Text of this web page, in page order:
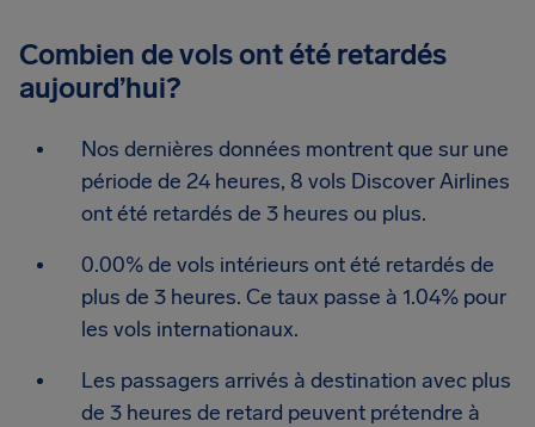
Combien de vols ont été retardés
aujourd’hui?
Nos dernières données montrent que sur une
période de 24 heures, 8 vols Discover Airlines
ont été retardés de 3 heures ou plus.
0.00% de vols intérieurs ont été retardés de
plus de 3 heures. Ce taux passe à 1.04% pour
les vols internationaux.
Les passagers arrivés à destination avec plus
de 3 heures de retard peuvent prétendre à